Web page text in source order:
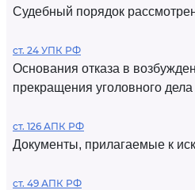
Судебный порядок
ст. 24 УПК РФ
Основания отказа в
прекращения уголовного дела
ст. 126 АПК РФ
Документы, прилагаемые к
ст. 49 АПК РФ